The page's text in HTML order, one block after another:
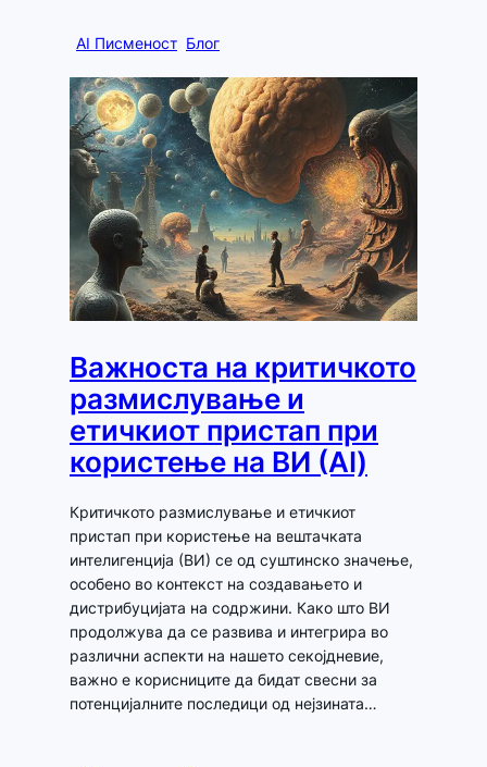
AI Писменост Блог
Важноста на критичкото
размислување и
етичкиот пристап при
користење на ВИ (AI)
Критичкото размислување и етичкиот
пристап при користење на вештачката
интелигенција (ВИ) се од суштинско значење,
особено во контекст на создавањето и
дистрибуцијата на содржини. Како што ВИ
продолжува да се развива и интегрира во
различни аспекти на нашето секојдневие,
важно е корисниците да бидат свесни за
потенцијалните последици од нејзината…